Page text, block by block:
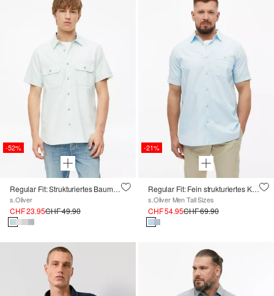
-52%
Regular Fit: Strukturiertes Baumwollhemd
s.Oliver
CHF 23.95CHF 49.90
-21%
Regular Fit: Fein strukturiertes Kurzarmhemd
s.Oliver Men Tall Sizes
CHF 54.95CHF 69.90